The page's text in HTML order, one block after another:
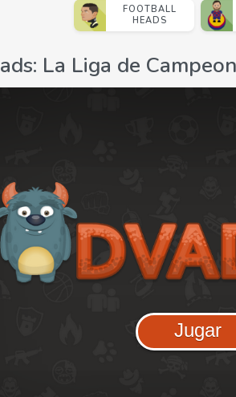
FOOTBALL
HEADS
La Liga de
Jugar